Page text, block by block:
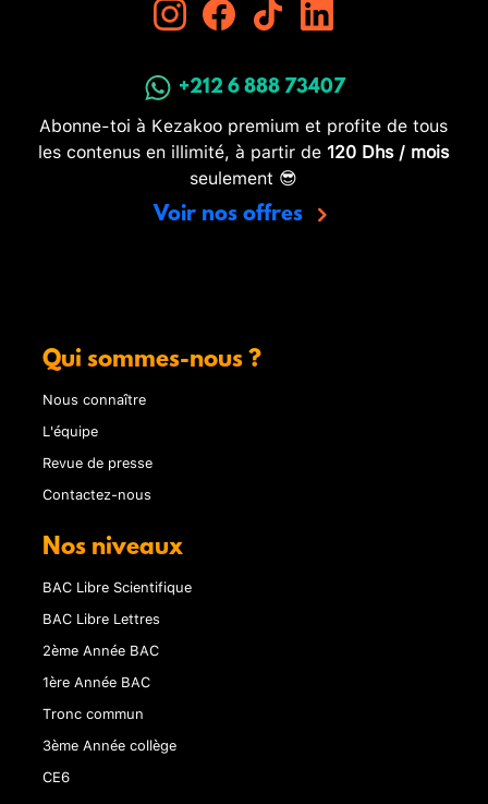
+212 6 888 73407
Abonne-toi à Kezakoo premium et profite de tous
les contenus en illimité, à partir de 120 Dhs / mois
seulement 😎
Voir nos offres
Qui sommes-nous ?
Nous connaître
L'équipe
Revue de presse
Contactez-nous
Nos niveaux
BAC Libre Scientifique
BAC Libre Lettres
2ème Année BAC
1ère Année BAC
Tronc commun
3ème Année collège
CE6